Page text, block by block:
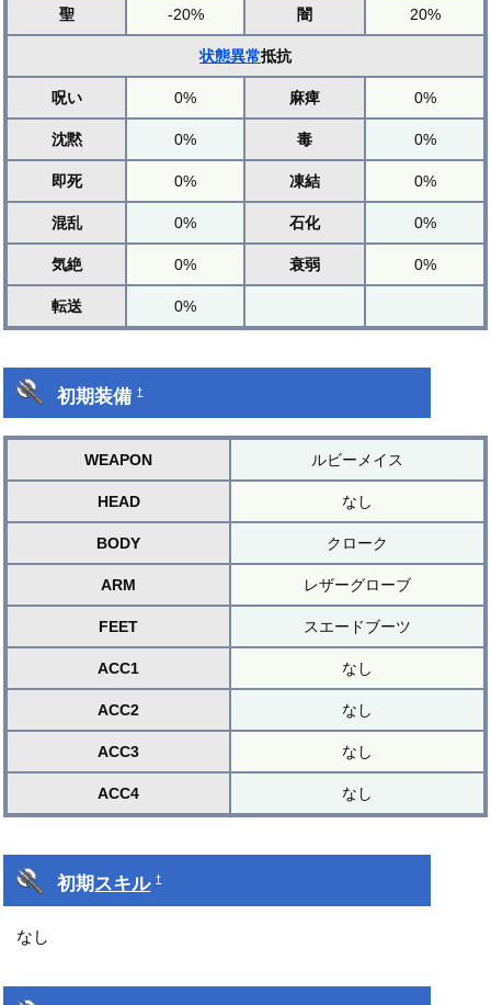
聖 -20% 闇 20%
状態異常抵抗
呪い 0% 麻痺 0%
沈黙 0% 毒 0%
即死 0% 凍結 0%
混乱 0% 石化 0%
気絶 0% 衰弱 0%
転送 0%
初期装備†
WEAPON ルビーメイス
HEAD なし
BODY クローク
ARM レザーグローブ
FEET スエードブーツ
ACC1 なし
ACC2 なし
ACC3 なし
ACC4 なし
初期 スキル †
なし